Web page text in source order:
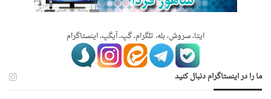
ایتا، سروش، بله، تلگرام، گپ، آیگپ، اینستاگرام
ما را در اینستاگرام دنبال کنید